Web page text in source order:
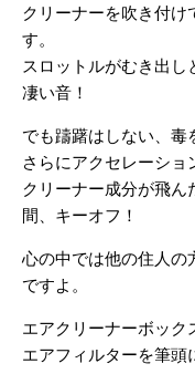
クリーナーを吹き付け
す。
スロットルがむき出
凄い音！
でも躊躇はしない、毒
さらにアクセレーショ
クリーナー成分が飛
間、キーオフ！
心の中では他の住人の
ですよ。
エアクリーナーボック
エアフィルターを筆